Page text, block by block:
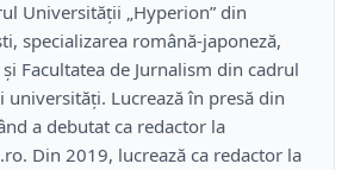
Universității „Hyperion” din
specializarea română-japoneză,
Facultatea de Jurnalism din cadrul
universități. Lucrează în presă din
a debutat ca redactor la
Din 2019, lucrează ca redactor la